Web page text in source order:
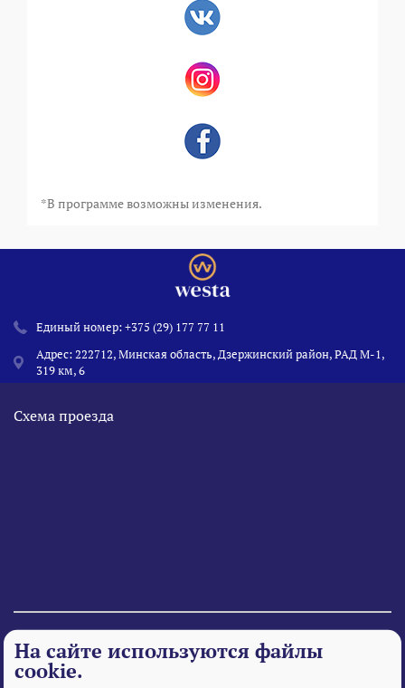
*В программе возможны изменения.
Единый номер:+375 (29) 177 77 11
Адрес: 222712, Минская область, Дзержинский район, РАД М-1,
319 км, 6
Схема проезда
© 1995 - 2026 «Веста» Все права защищены.
На сайте используются файлы
cookie.